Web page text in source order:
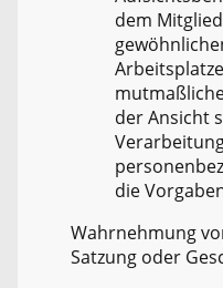
dem
der Ansicht
die
Wahrnehmung
Satzung oder